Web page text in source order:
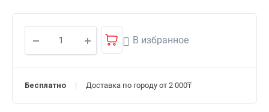
В избранное
Бесплатно Доставка по городу от 2 000₸